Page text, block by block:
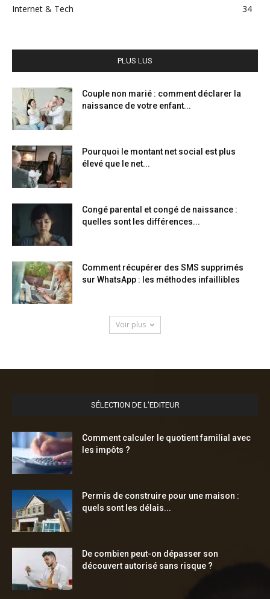
Internet & Tech
34
PLUS LUS
Couple non marié : comment déclarer la
naissance de votre enfant...
Pourquoi le montant net social est plus
élevé que le net...
Congé parental et congé de naissance :
quelles sont les différences...
Comment récupérer des SMS supprimés
sur WhatsApp : les méthodes infaillibles
Voir plus
SÉLECTION DE L'EDITEUR
Comment calculer le quotient familial avec
les impôts ?
Permis de construire pour une maison :
quels sont les délais...
De combien peut-on dépasser son
découvert autorisé sans risque ?